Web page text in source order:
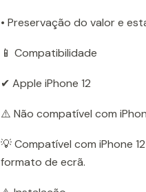
• Preservação do valor e
📱 Compatibilidade
✔ Apple iPhone 12
⚠️ Não compatível com
💡 Compatível com iPhone
formato de ecrã.